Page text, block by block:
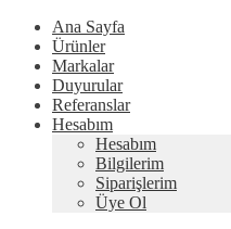
Ana Sayfa
Ürünler
Markalar
Duyurular
Referanslar
Hesabım
Hesabım
Bilgilerim
Siparişlerim
Üye Ol